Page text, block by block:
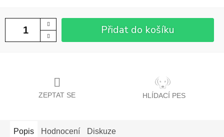
Přidat do košíku
ZEPTAT SE HLÍDACÍ PES
Popis Hodnocení Diskuze